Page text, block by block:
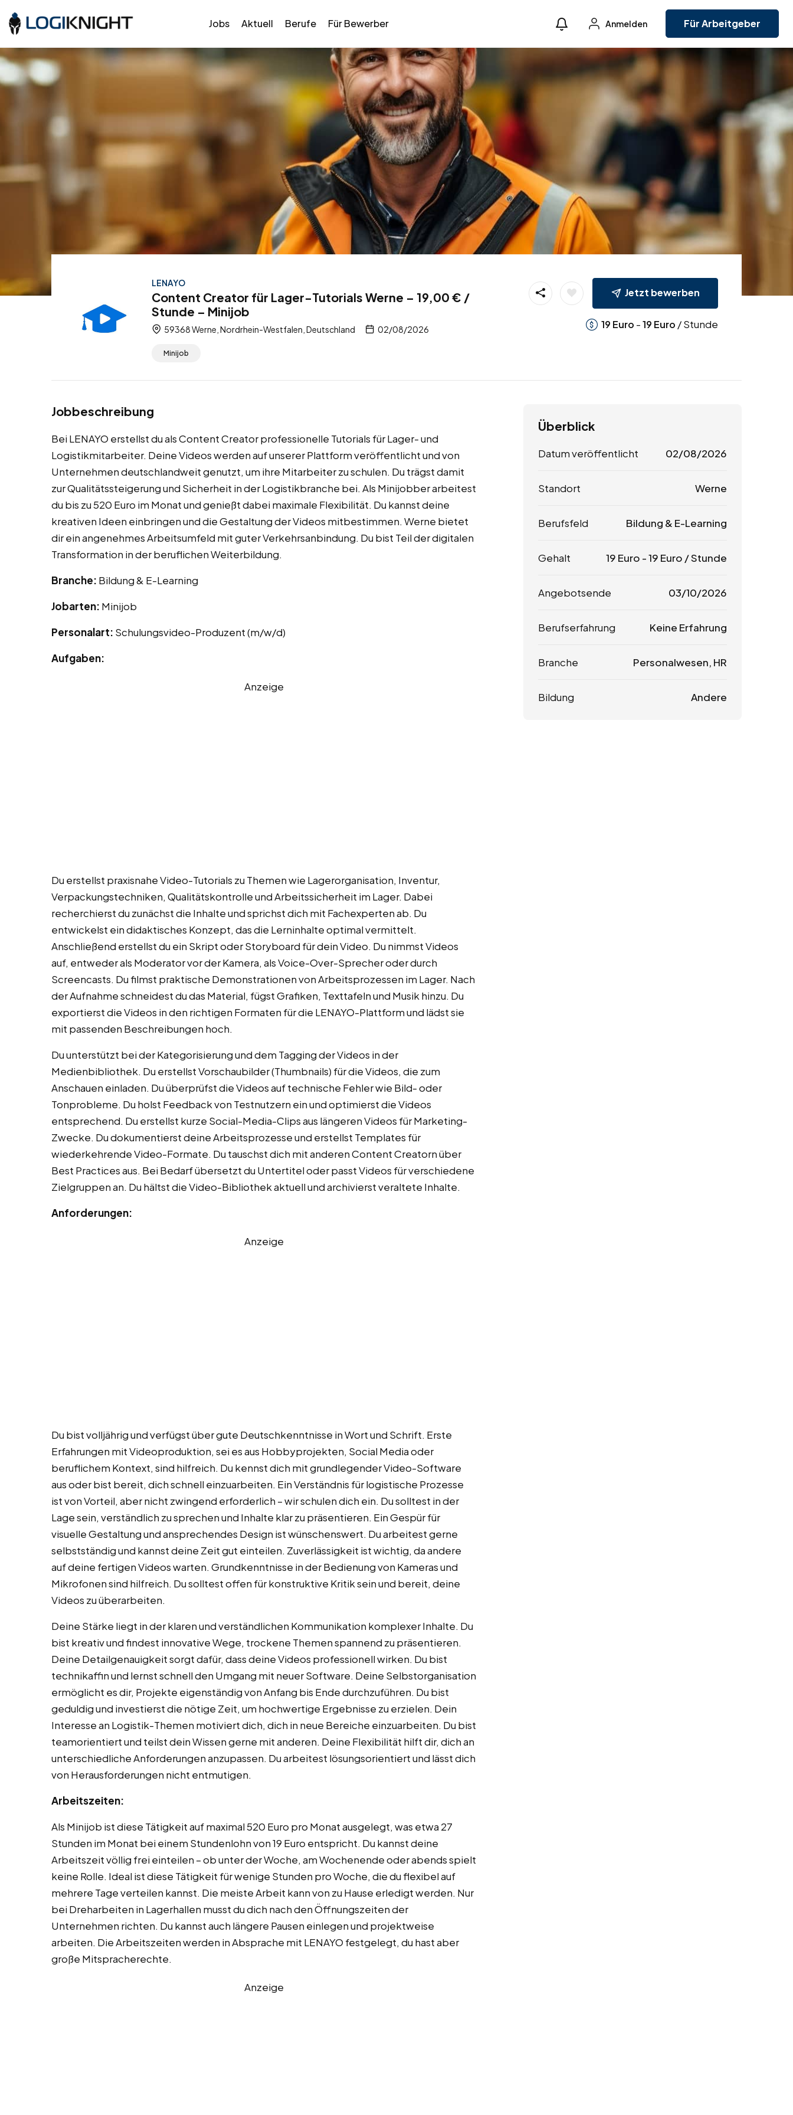
Jobs Aktuell Berufe Für Bewerber Anmelden Für Arbeitgeber
LENAYO
Content Creator für Lager-Tutorials Werne – 19,00 € /
Stunde – Minijob
59368 Werne, Nordrhein-Westfalen, Deutschland 02/08/2026
Minijob
Jetzt bewerben
19 Euro -19 Euro / Stunde
Jobbeschreibung
Bei LENAYO erstellst du als Content Creator professionelle Tutorials für Lager- und
Logistikmitarbeiter. Deine Videos werden auf unserer Plattform veröffentlicht und von
Unternehmen deutschlandweit genutzt, um ihre Mitarbeiter zu schulen. Du trägst damit
zur Qualitätssteigerung und Sicherheit in der Logistikbranche bei. Als Minijobber arbeitest
du bis zu 520 Euro im Monat und genießt dabei maximale Flexibilität. Du kannst deine
kreativen Ideen einbringen und die Gestaltung der Videos mitbestimmen. Werne bietet
dir ein angenehmes Arbeitsumfeld mit guter Verkehrsanbindung. Du bist Teil der digitalen
Transformation in der beruflichen Weiterbildung.
Branche: Bildung & E-Learning
Jobarten: Minijob
Personalart: Schulungsvideo-Produzent (m/w/d)
Aufgaben:
Anzeige
Du erstellst praxisnahe Video-Tutorials zu Themen wie Lagerorganisation, Inventur,
Verpackungstechniken, Qualitätskontrolle und Arbeitssicherheit im Lager. Dabei
recherchierst du zunächst die Inhalte und sprichst dich mit Fachexperten ab. Du
entwickelst ein didaktisches Konzept, das die Lerninhalte optimal vermittelt.
Anschließend erstellst du ein Skript oder Storyboard für dein Video. Du nimmst Videos
auf, entweder als Moderator vor der Kamera, als Voice-Over-Sprecher oder durch
Screencasts. Du filmst praktische Demonstrationen von Arbeitsprozessen im Lager. Nach
der Aufnahme schneidest du das Material, fügst Grafiken, Texttafeln und Musik hinzu. Du
exportierst die Videos in den richtigen Formaten für die LENAYO-Plattform und lädst sie
mit passenden Beschreibungen hoch.
Du unterstützt bei der Kategorisierung und dem Tagging der Videos in der
Medienbibliothek. Du erstellst Vorschaubilder (Thumbnails) für die Videos, die zum
Anschauen einladen. Du überprüfst die Videos auf technische Fehler wie Bild- oder
Tonprobleme. Du holst Feedback von Testnutzern ein und optimierst die Videos
entsprechend. Du erstellst kurze Social-Media-Clips aus längeren Videos für Marketing-
Zwecke. Du dokumentierst deine Arbeitsprozesse und erstellst Templates für
wiederkehrende Video-Formate. Du tauschst dich mit anderen Content Creatorn über
Best Practices aus. Bei Bedarf übersetzt du Untertitel oder passt Videos für verschiedene
Zielgruppen an. Du hältst die Video-Bibliothek aktuell und archivierst veraltete Inhalte.
Anforderungen:
Anzeige
Du bist volljährig und verfügst über gute Deutschkenntnisse in Wort und Schrift. Erste
Erfahrungen mit Videoproduktion, sei es aus Hobbyprojekten, Social Media oder
beruflichem Kontext, sind hilfreich. Du kennst dich mit grundlegender Video-Software
aus oder bist bereit, dich schnell einzuarbeiten. Ein Verständnis für logistische Prozesse
ist von Vorteil, aber nicht zwingend erforderlich – wir schulen dich ein. Du solltest in der
Lage sein, verständlich zu sprechen und Inhalte klar zu präsentieren. Ein Gespür für
visuelle Gestaltung und ansprechendes Design ist wünschenswert. Du arbeitest gerne
selbstständig und kannst deine Zeit gut einteilen. Zuverlässigkeit ist wichtig, da andere
auf deine fertigen Videos warten. Grundkenntnisse in der Bedienung von Kameras und
Mikrofonen sind hilfreich. Du solltest offen für konstruktive Kritik sein und bereit, deine
Videos zu überarbeiten.
Deine Stärke liegt in der klaren und verständlichen Kommunikation komplexer Inhalte. Du
bist kreativ und findest innovative Wege, trockene Themen spannend zu präsentieren.
Deine Detailgenauigkeit sorgt dafür, dass deine Videos professionell wirken. Du bist
technikaffin und lernst schnell den Umgang mit neuer Software. Deine Selbstorganisation
ermöglicht es dir, Projekte eigenständig von Anfang bis Ende durchzuführen. Du bist
geduldig und investierst die nötige Zeit, um hochwertige Ergebnisse zu erzielen. Dein
Interesse an Logistik-Themen motiviert dich, dich in neue Bereiche einzuarbeiten. Du bist
teamorientiert und teilst dein Wissen gerne mit anderen. Deine Flexibilität hilft dir, dich an
unterschiedliche Anforderungen anzupassen. Du arbeitest lösungsorientiert und lässt dich
von Herausforderungen nicht entmutigen.
Arbeitszeiten:
Als Minijob ist diese Tätigkeit auf maximal 520 Euro pro Monat ausgelegt, was etwa 27
Stunden im Monat bei einem Stundenlohn von 19 Euro entspricht. Du kannst deine
Arbeitszeit völlig frei einteilen – ob unter der Woche, am Wochenende oder abends spielt
keine Rolle. Ideal ist diese Tätigkeit für wenige Stunden pro Woche, die du flexibel auf
mehrere Tage verteilen kannst. Die meiste Arbeit kann von zu Hause erledigt werden. Nur
bei Dreharbeiten in Lagerhallen musst du dich nach den Öffnungszeiten der
Unternehmen richten. Du kannst auch längere Pausen einlegen und projektweise
arbeiten. Die Arbeitszeiten werden in Absprache mit LENAYO festgelegt, du hast aber
große Mitspracherechte.
Anzeige
Überblick
Datum veröffentlicht 02/08/2026
Standort Werne
Berufsfeld Bildung & E-Learning
Gehalt 19 Euro -19 Euro / Stunde
Angebotsende 03/10/2026
Berufserfahrung Keine Erfahrung
Branche Personalwesen, HR
Bildung Andere